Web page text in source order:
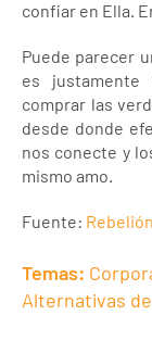
confiar en Ella.
Puede parecer
es
comprar las
desde donde
nos conecte y
mismo amo.
Fuente: Rebelión
Temas:
Alternativas